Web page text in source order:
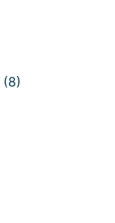
(8)